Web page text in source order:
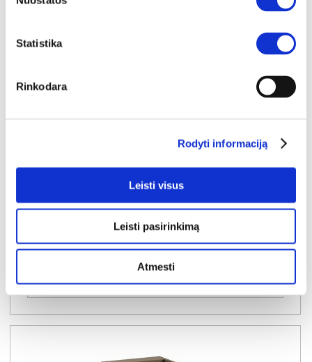
Statistika
Rinkodara
Rodyti informaciją
Leisti visus
Leisti pasirinkimą
Atmesti
G:52cm
Kaina:
95€